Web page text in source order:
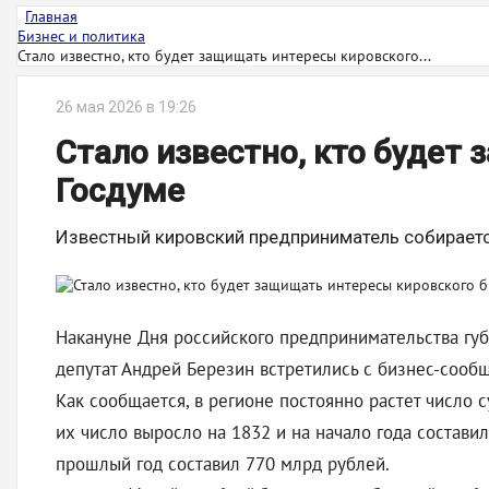
Главная
Бизнес и политика
Стало известно, кто будет защищать интересы кировского...
26 мая 2026 в 19:26
Стало известно, кто будет
Госдуме
Известный кировский предприниматель
Накануне Дня российского предпринимательства
депутат Андрей Березин встретились с бизнес-
Как сообщается, в регионе постоянно растет
их число выросло на 1832 и на начало года
прошлый год составил 770 млрд рублей.